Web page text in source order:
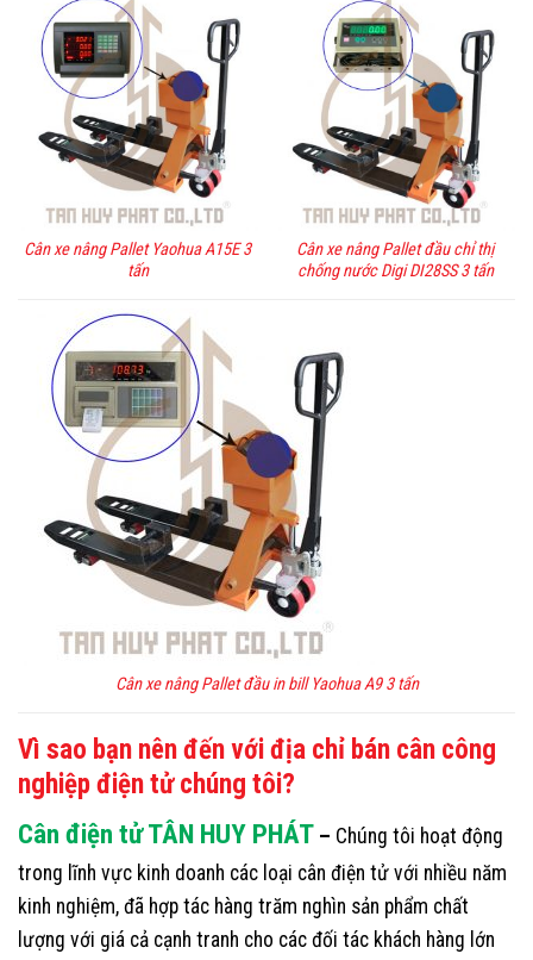
Cân xe nâng Pallet Yaohua A15E 3
tấn
Cân xe nâng Pallet đầu chỉ thị
chống nước Digi DI28SS 3 tấn
Cân xe nâng Pallet đầu in bill Yaohua A9 3 tấn
Vì sao bạn nên đến với địa chỉ bán cân công
nghiệp điện tử chúng tôi?
Cân điện tử TÂN HUY PHÁT – Chúng tôi hoạt động
trong lĩnh vực kinh doanh các loại cân điện tử với nhiều năm
kinh nghiệm, đã hợp tác hàng trăm nghìn sản phẩm chất
lượng với giá cả cạnh tranh cho các đối tác khách hàng lớn